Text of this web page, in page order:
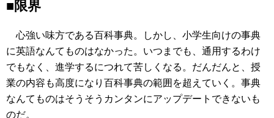
■限界
心強い味方である百科事典。しかし、小学生向けの事典
に英語なんてものはなかった。いつまでも、通用するわけ
でもなく、進学するにつれて苦しくなる。だんだんと、授
業の内容も高度になり百科事典の範囲を超えていく。事典
なんてものはそうそうカンタンにアップデートできないも
のだ。